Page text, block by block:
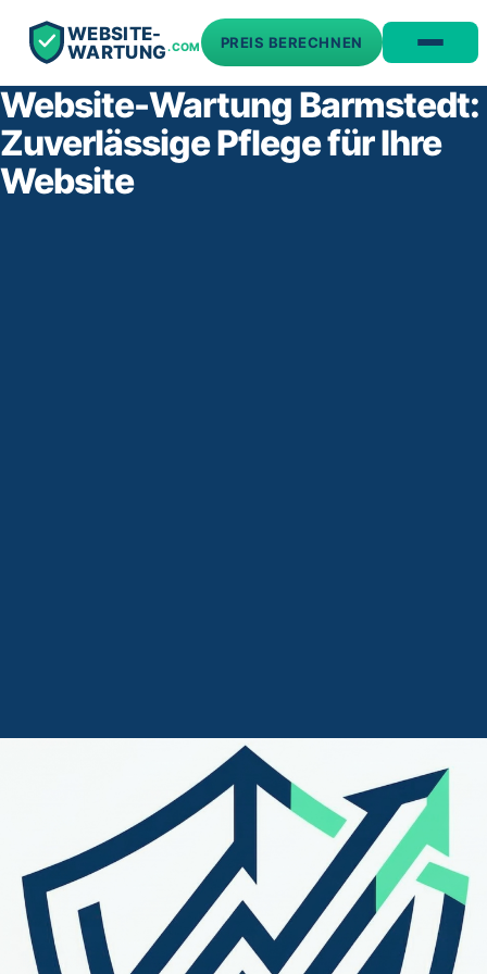
WEBSITE-
WARTUNG.COM PREIS BERECHNEN
Website-Wartung Barmstedt:
Zuverlässige Pflege für Ihre
Website